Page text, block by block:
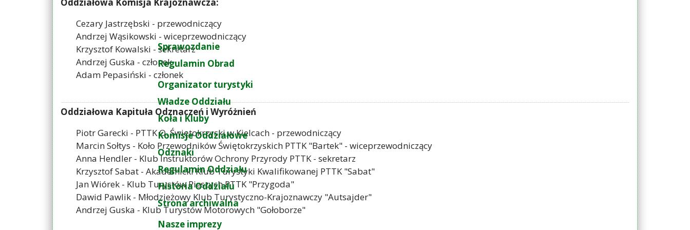
Sprawozdanie
Regulamin Obrad
Organizator turystyki
Władze Oddziału
Koła i Kluby
Komisje Oddziałowe
Odznaki
Regulamin Oddziału
Historia Oddziału
Strona archiwalna
Nasze imprezy
Cezary Jastrzębski - przewodniczący
Andrzej Wąsikowski - wiceprzewodniczący
Krzysztof Kowalski - sekretarz
Andrzej Guska - członek
Adam Pepasiński - członek
Oddziałowa Kapituła Odznaczeń i Wyróżnień
Piotr Garecki - PTTK O. Świętokrzyski w Kielcach - przewodniczący
Marcin Sołtys - Koło Przewodników Świętokrzyskich PTTK "Bartek" - wiceprzewodniczący
Anna Hendler - Klub Instruktorów Ochrony Przyrody PTTK - sekretarz
Krzysztof Sabat - Akademicki Klub Turystyki Kwalifikowanej PTTK "Sabat"
Jan Wiórek - Klub Turystów Pieszych PTTK "Przygoda"
Dawid Pawlik - Młodzieżowy Klub Turystyczno-Krajoznawczy "Autsajder"
Andrzej Guska - Klub Turystów Motorowych "Gołoborze"